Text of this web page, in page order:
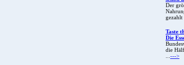
Der
gezahlt
Taste
Die
die
...--->